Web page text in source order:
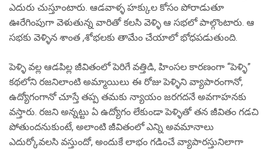
ఎదురు చుస్తూంటారు. ఆడవాళ్ళ హక్కుల కోసం పోరాడుతూ
ఊరేగింపుగా వెళుతున్న వారితో కలసి వెళ్ళి ఆ సభలో పాల్గొంటారు. ఆ
సభకు వెళ్ళిన శాంత ,శోభలకు తామేం చేయాలో భోధపడుతుంది.
పెళ్ళి వల్ల ఆడపిల్ల జీవితంలో పెరిగే వత్తిడి, హింసల కారణంగా “పెళ్ళి”
కథలోని రజనిలాంటి అమ్మాయిలు ఈ రోజు పెళ్ళిని వ్యాపారంగానో,
ఉద్యోగంగానో చూస్తే తప్ప తమకు న్యాయం జరగదనే అవగాహనకు
వస్తారు. రజని అన్నట్టు ఏ ఉద్యోగం లేకుండా పెళ్ళితో తన జీవితం గడచి
పోతుందనుకుంటే, అలాంటి జీవితంలో ఎన్ని అవమానాలు
ఎదుర్కోవలసి వస్తుందో, అందుకే లాభం గడించే వ్యాపారస్తునిలాగా